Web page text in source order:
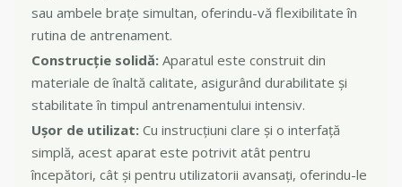
sau ambele brațe simultan, oferindu-vă flexibilitate în
rutina de antrenament.
Construcție solidă: Aparatul este construit din
materiale de înaltă calitate, asigurând durabilitate și
stabilitate în timpul antrenamentului intensiv.
Ușor de utilizat: Cu instrucțiuni clare și o interfață
simplă, acest aparat este potrivit atât pentru
începători, cât și pentru utilizatorii avansați, oferindu-le